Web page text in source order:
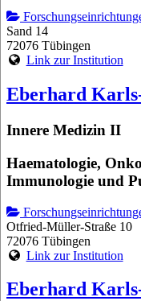
Sand 14
72076 Tübingen
Link zur Institution
Eberhard
Innere Medizin II
Haematologie,
Immunologie und
Otfried-Müller-Straße 10
72076 Tübingen
Link zur Institution
Eberhard